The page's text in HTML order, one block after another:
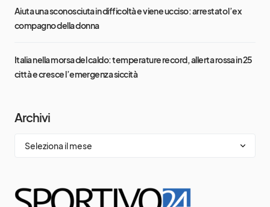
Aiuta una sconosciuta in difficoltà e viene ucciso: arrestato l’ex
compagno della donna
Italia nella morsa del caldo: temperature record, allerta rossa in 25
città e cresce l’emergenza siccità
Archivi